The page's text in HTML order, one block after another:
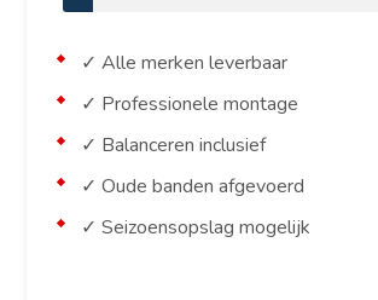
✓ Alle merken leverbaar
✓ Professionele montage
✓ Balanceren inclusief
✓ Oude banden afgevoerd
✓ Seizoensopslag mogelijk